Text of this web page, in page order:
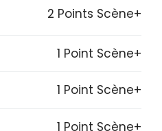
2 Points Scène+
1 Point Scène+
1 Point Scène+
1 Point Scène+